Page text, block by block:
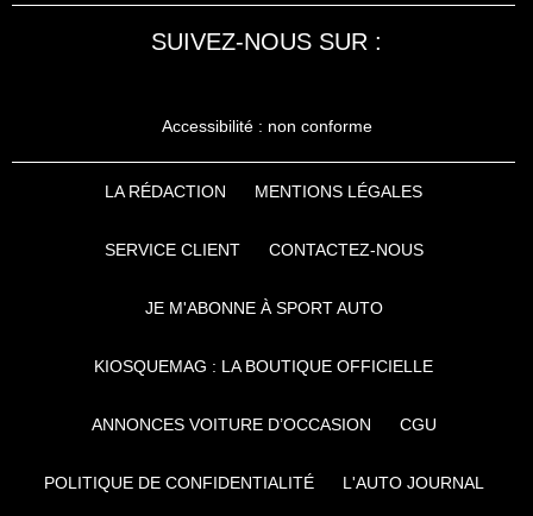
SUIVEZ-NOUS SUR :
Accessibilité : non conforme
LA RÉDACTION MENTIONS LÉGALES
SERVICE CLIENT CONTACTEZ-NOUS
JE M'ABONNE À SPORT AUTO
KIOSQUEMAG : LA BOUTIQUE OFFICIELLE
ANNONCES VOITURE D’OCCASION CGU
POLITIQUE DE CONFIDENTIALITÉ L'AUTO JOURNAL